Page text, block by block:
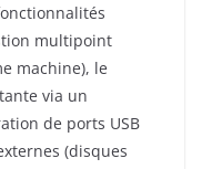
multipoint
machine), le
via un
de ports USB
(disques